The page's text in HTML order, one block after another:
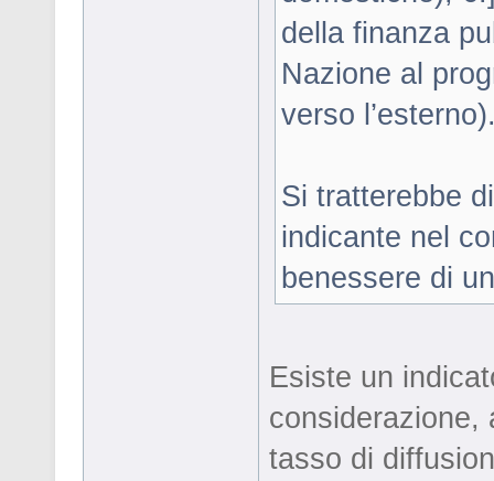
della finanza
Nazione al
verso
Si tratterebbe
indicante nel
benessere di
Esiste un
considerazione,
tasso di